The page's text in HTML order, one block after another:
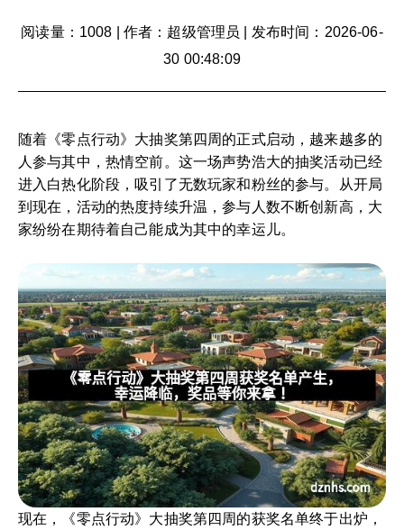
阅读量：1008 作者：超级管理员
发布时间：2026-06-
30 00:48:09
随着《零点行动》大抽奖第四周的正式启动，越来越多的
人参与其中，热情空前。这一场声势浩大的抽奖活动已经
进入白热化阶段，吸引了无数玩家和粉丝的参与。从开局
到现在，活动的热度持续升温，参与人数不断创新高，大
家纷纷在期待着自己能成为其中的幸运儿。
现在，《零点行动》大抽奖第四周的获奖名单终于出炉，